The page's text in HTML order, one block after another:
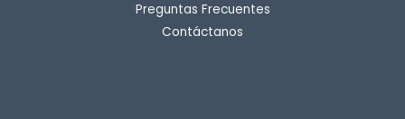
Preguntas Frecuentes
Contáctanos